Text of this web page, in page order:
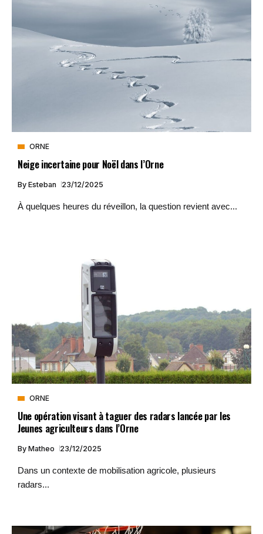
ORNE
Neige incertaine pour Noël dans l’Orne
By Esteban 23/12/2025
À quelques heures du réveillon, la question revient avec...
ORNE
Une opération visant à taguer des radars lancée par les
Jeunes agriculteurs dans l’Orne
By Matheo 23/12/2025
Dans un contexte de mobilisation agricole, plusieurs
radars...